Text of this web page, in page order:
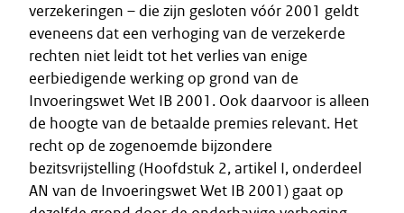
verzekeringen – die zijn gesloten vóór 2001 geldt
eveneens dat een verhoging van de verzekerde
rechten niet leidt tot het verlies van enige
eerbiedigende werking op grond van de
Invoeringswet Wet IB 2001. Ook daarvoor is alleen
de hoogte van de betaalde premies relevant. Het
recht op de zogenoemde bijzondere
bezitsvrijstelling (Hoofdstuk 2, artikel I, onderdeel
AN van de Invoeringswet Wet IB 2001) gaat op